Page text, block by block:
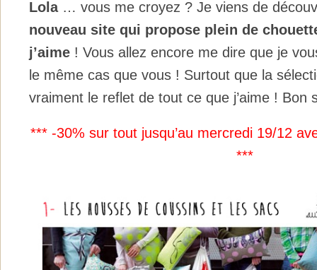
Lola… vous me croyez ? Je viens de
nouveau site qui propose plein de
j’aime ! Vous allez encore me dire que je
le même cas que vous ! Surtout que la
vraiment le reflet de tout ce que j’aime ! Bon
*** -30% sur tout jusqu’au mercredi 19/12
***